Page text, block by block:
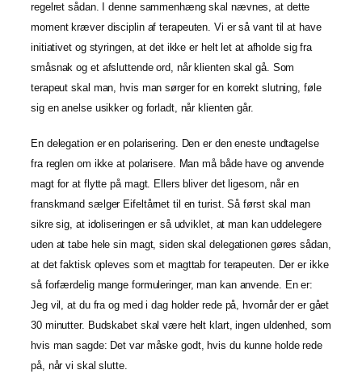
regelret sådan. I denne sammenhæng skal nævnes, at dette
moment kræver disciplin af terapeuten. Vi er så vant til at have
initiativet og styringen, at det ikke er helt let at afholde sig fra
småsnak og et afsluttende ord, når klienten skal gå. Som
terapeut skal man, hvis man sørger for en korrekt slutning, føle
sig en anelse usikker og forladt, når klienten går.
En delegation er en polarisering. Den er den eneste undtagelse
fra reglen om ikke at polarisere. Man må både have og anvende
magt for at flytte på magt. Ellers bliver det ligesom, når en
franskmand sælger Eifeltårnet til en turist. Så først skal man
sikre sig, at idoliseringen er så udviklet, at man kan uddelegere
uden at tabe hele sin magt, siden skal delegationen gøres sådan,
at det faktisk opleves som et magttab for terapeuten. Der er ikke
så forfærdelig mange formuleringer, man kan anvende. En er:
Jeg vil, at du fra og med i dag holder rede på, hvornår der er gået
30 minutter. Budskabet skal være helt klart, ingen uldenhed, som
hvis man sagde: Det var måske godt, hvis du kunne holde rede
på, når vi skal slutte.